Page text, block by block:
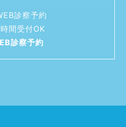
間受付OK
診察予約